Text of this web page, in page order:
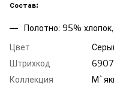
Состав:
Полотно: 95%
Цвет
Штрихкод
Коллекция